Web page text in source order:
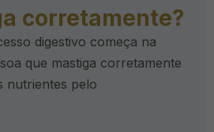
corretamente?
digestivo começa na
que mastiga corretamente
nutrientes pelo